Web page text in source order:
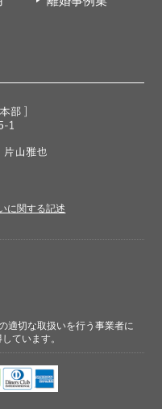
に関する記述
適切な取扱いを行う事業者に
ています。